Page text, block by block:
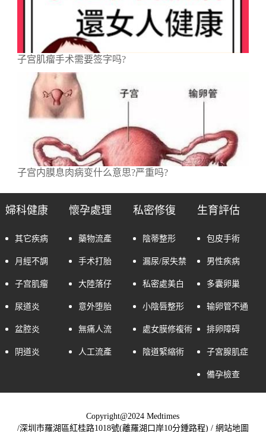
子宫肌瘤手术需要签字吗?
子宫内膜息肉病变什么意思?严重吗?
婦科健康
其它疾病
月經不調
子宫肌瘤
尿道炎
盆腔炎
阴道炎
懷孕處理
藥物流產
手术打胎
大陸落仔
意外堕胎
無痛人流
人工流產
私密修復
陰蒂整形
漏尿/尿失禁
私密處美白
小陰唇整形
處女膜修複術
陰道緊縮術
生育評估
包皮手術
男性疾病
多囊卵巢
输卵管不通
排卵障碍
子宮腺肌症
備孕檢查
Copyright@2024 Medtimes
/深圳市羅湖區紅桂路1018號(離羅湖口岸10分鍾路程) / 網站地圖